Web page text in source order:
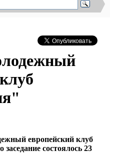
европейский клуб
состоялось 23